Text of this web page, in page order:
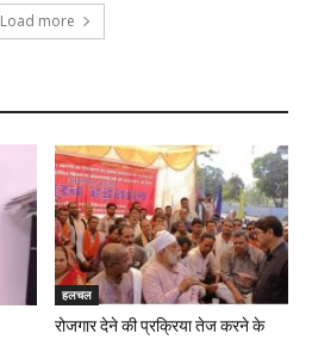
Load more
हलचल
रोजगार देने की प्रक्रिया तेज करने के